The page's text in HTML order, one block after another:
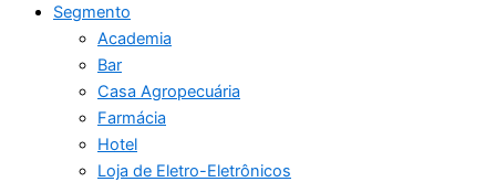
Segmento
Academia
Bar
Casa Agropecuária
Farmácia
Hotel
Loja de Eletro-Eletrônicos